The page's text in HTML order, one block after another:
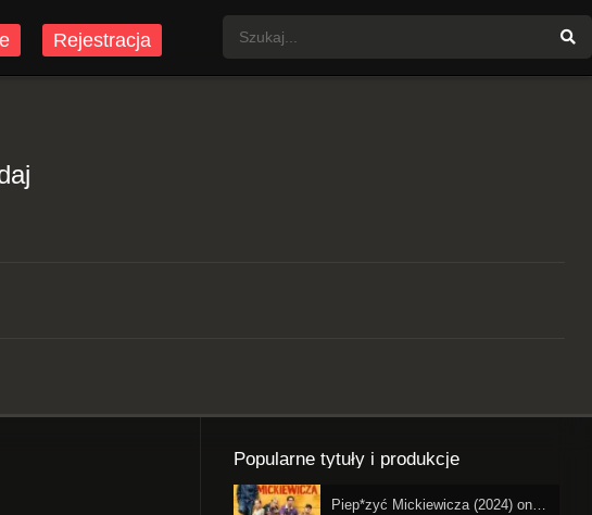
Rejestracja
Popularne tytuły i produkcje
Piep*zyć Mickiewicza (2024) online cały film – oglądaj